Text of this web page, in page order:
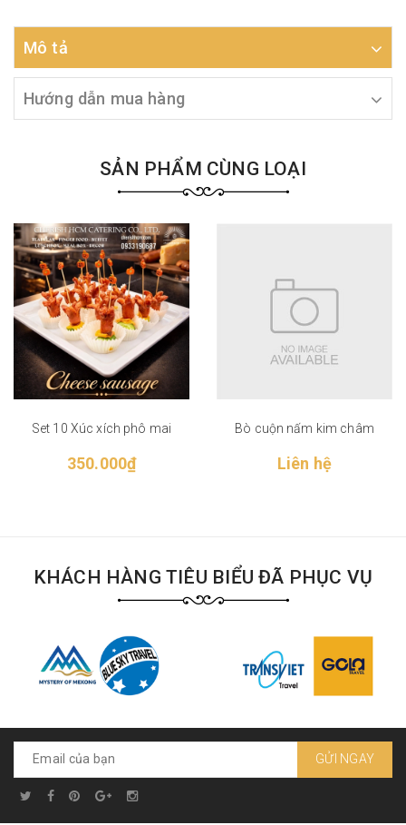
Mô tả
Hướng dẫn mua hàng
SẢN PHẨM CÙNG LOẠI
Set 10 Xúc xích phô mai
350.000₫
Bò cuộn nấm kim châm
Liên hệ
KHÁCH HÀNG TIÊU BIỂU ĐÃ PHỤC VỤ
GỬI NGAY